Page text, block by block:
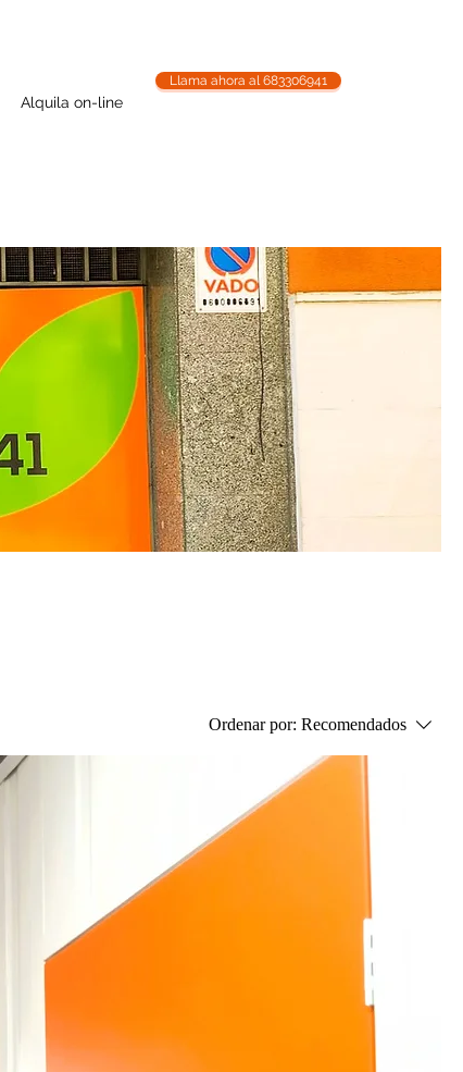
Alquila on-line
Llama ahora al 683306941
Ordenar por: Recomendados